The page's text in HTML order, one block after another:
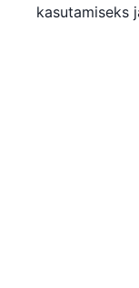
kasutamiseks